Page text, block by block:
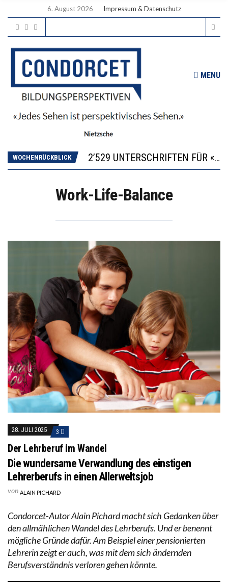
6. August 2026 Impressum & Datenschutz
MENU
WOCHENRÜCKBLICK
2’529 UNTERSCHRIFTEN FÜR «KEINE DIGITALEN GERÄTE IN DEN ERSTEN VIER PRIMARSCHULJAHREN» EINGEREICHT
ICH WILL MEHR EVIDENZ UND WILL WISSEN, WAS ALL DIE INVESTITIONEN BRINGEN
Work-Life-Balance
28. JULI 2025 3
Der Lehrberuf im Wandel
Die wundersame Verwandlung des einstigen
Lehrerberufs in einen Allerweltsjob
von ALAIN PICHARD
Condorcet-Autor Alain Pichard macht sich Gedanken über
den allmählichen Wandel des Lehrberufs. Und er benennt
mögliche Gründe dafür. Am Beispiel einer pensionierten
Lehrerin zeigt er auch, was mit dem sich ändernden
Berufsverständnis verloren gehen könnte.